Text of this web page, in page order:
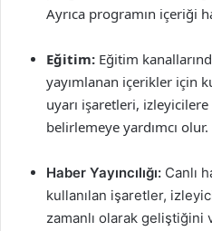
Ayrıca programın içeriği
Eğitim: Eğitim
yayımlanan içerikler için
uyarı işaretleri,
belirlemeye yardımcı olur.
Haber Yayıncılığı: Canlı
kullanılan işaretler,
zamanlı olarak geliştiğini